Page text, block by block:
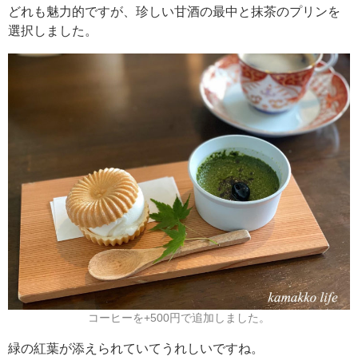
どれも魅力的ですが、珍しい甘酒の最中と抹茶のプリンを
選択しました。
コーヒーを+500円で追加しました。
緑の紅葉が添えられていてうれしいですね。